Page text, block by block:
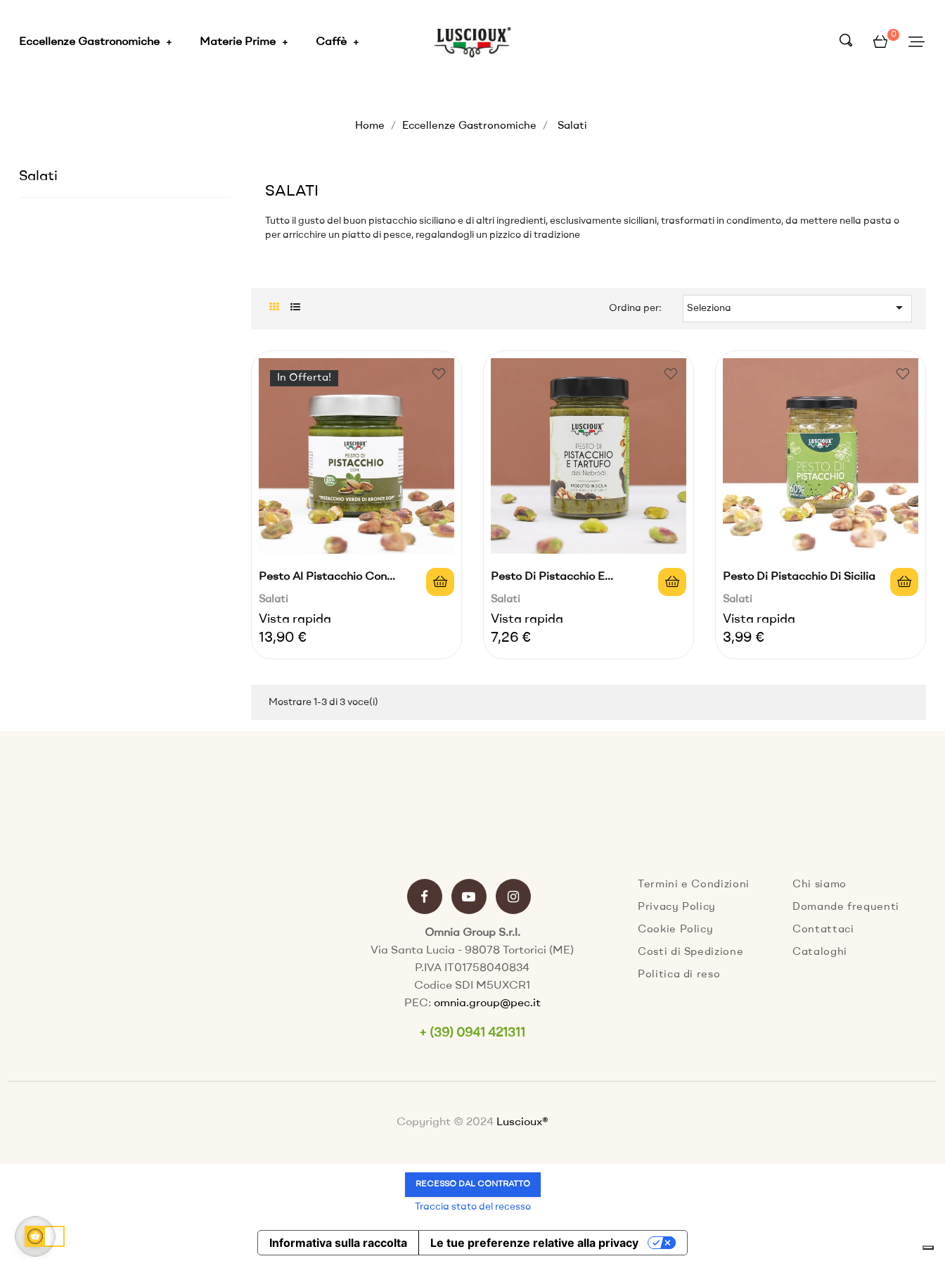
Eccellenze Gastronomiche Materie Prime Caffè
0
Home Eccellenze Gastronomiche Salati
Salati
SALATI
Tutto il gusto del buon pistacchio siciliano e di altri ingredienti, esclusivamente siciliani, trasformati in condimento, da mettere nella pasta o
per arricchire un piatto di pesce, regalandogli un pizzico di tradizione
Ordina per: Seleziona 
In Offerta!
Pesto Al Pistacchio Con...
Salati
Vista rapida
Prezzo
13,90 €
Pesto Di Pistacchio E...
Salati
Vista rapida
Prezzo
7,26 €
Pesto Di Pistacchio Di Sicilia
Salati
Vista rapida
Prezzo
3,99 €
Mostrare 1-3 di 3 voce(i)
Omnia Group S.r.l.
Via Santa Lucia - 98078 Tortorici (ME)
P.IVA IT01758040834
Codice SDI M5UXCR1
PEC: omnia.group@pec.it
+ (39) 0941 421311
Termini e Condizioni
Privacy Policy
Cookie Policy
Costi di Spedizione
Politica di reso
Chi siamo
Domande frequenti
Contattaci
Cataloghi
Copyright © 2024 Luscioux®
RECESSO DAL CONTRATTO
Traccia stato del recesso
Informativa sulla raccolta Le tue preferenze relative alla privacy